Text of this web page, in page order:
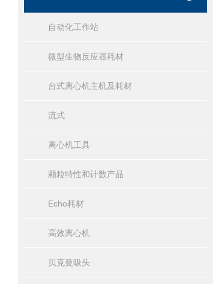
自动化工作站
微型生物反应器耗材
台式离心机主机及耗材
流式
离心机工具
颗粒特性和计数产品
Echo耗材
高效离心机
贝克曼吸头